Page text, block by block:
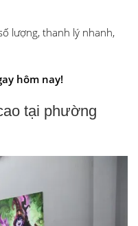
lượng, thanh lý nhanh,
hôm nay!
tại phường